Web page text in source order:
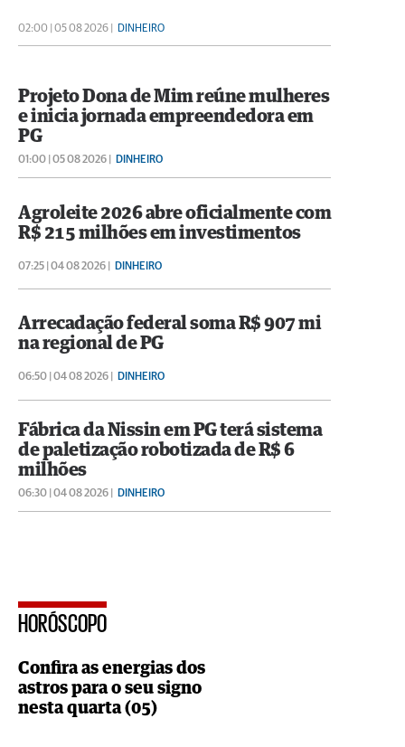
necessários. Podem se inscrever pessoas maiores
02:00 | 05 08 2026 | DINHEIRO
Projeto Dona de Mim reúne mulheres
e inicia jornada empreendedora em
PG
01:00 | 05 08 2026 | DINHEIRO
Agroleite 2026 abre oficialmente com
R$ 215 milhões em investimentos
07:25 | 04 08 2026 | DINHEIRO
Arrecadação federal soma R$ 907 mi
na regional de PG
06:50 | 04 08 2026 | DINHEIRO
Fábrica da Nissin em PG terá sistema
de paletização robotizada de R$ 6
milhões
06:30 | 04 08 2026 | DINHEIRO
HORÓSCOPO
Confira as energias dos
astros para o seu signo
nesta quarta (05)